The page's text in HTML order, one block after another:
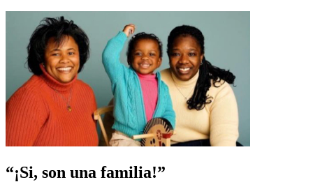
“¡Si, son una familia!”